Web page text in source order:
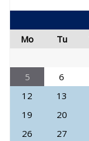
Mo
Tu
5
6
12
13
19
20
26
27